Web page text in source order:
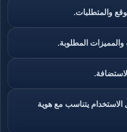
والمتطلبات.
المطلوبة.
يتناسب مع هوية